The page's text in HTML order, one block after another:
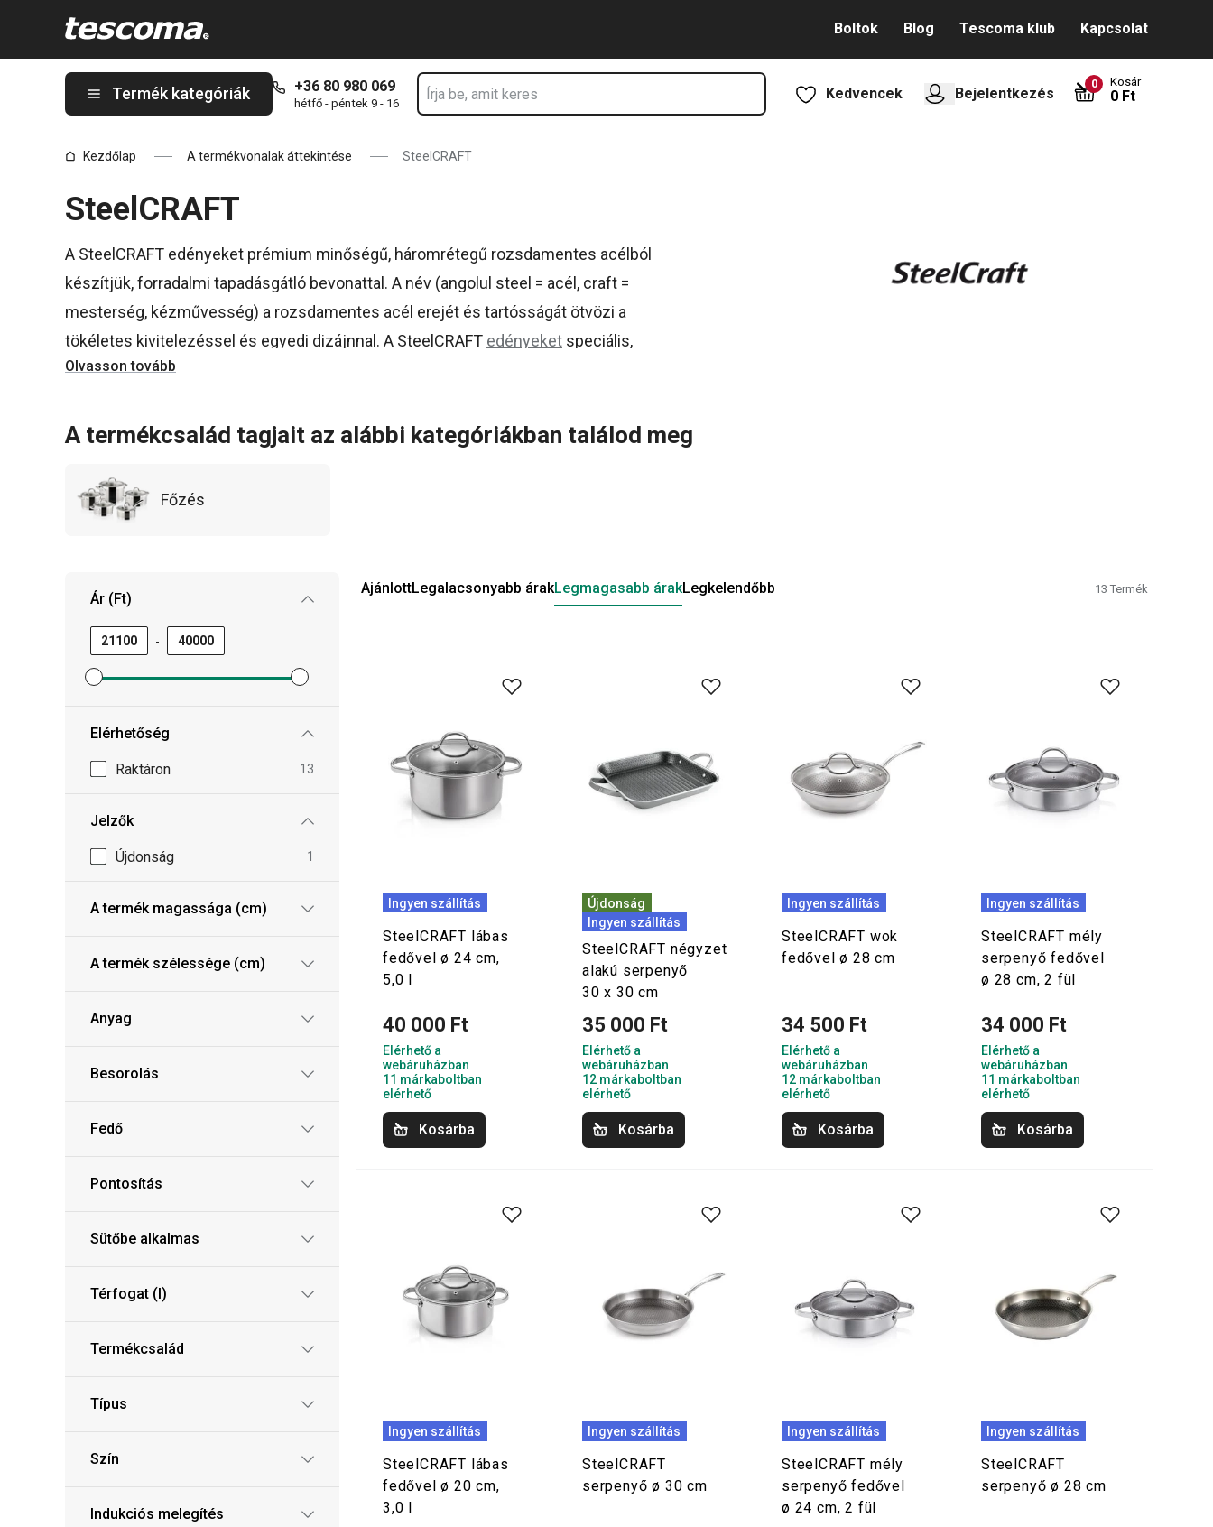
Boltok Blog Tescoma klub Kapcsolat
Termék kategóriák +36 80 980 069
hétfő - péntek 9 - 16
Kedvencek Bejelentkezés
0 Kosár
0 Ft
Kezdőlap A termékvonalak áttekintése SteelCRAFT
SteelCRAFT
A SteelCRAFT edényeket prémium minőségű, háromrétegű rozsdamentes acélból
készítjük, forradalmi tapadásgátló bevonattal. A név (angolul steel = acél, craft =
mesterség, kézművesség) a rozsdamentes acél erejét és tartósságát ötvözi a
tökéletes kivitelezéssel és egyedi dizájnnal. A SteelCRAFT edényeket speciális,
megemelt acélrácsos felülettel láttuk el, amely lehetővé teszi az intenzív és egyenletes
felülete ellenáll a fém konyhai eszközöknek.
Olvasson tovább
A termékcsalád tagjait az alábbi kategóriákban találod meg
Főzés
Ár (Ft)
-
Minimum ár szűrő beállítása
Maximum ár szűrő beállítása
Elérhetőség
Raktáron 13
Jelzők
Újdonság 1
A termék magassága (cm)
A termék szélessége (cm)
Anyag
Besorolás
Fedő
Pontosítás
Sütőbe alkalmas
Térfogat (l)
Termékcsalád
Típus
Szín
Indukciós melegítés
AjánlottLegalacsonyabb árakLegmagasabb árakLegkelendőbb 13Termék
Ingyen szállítás
SteelCRAFT lábas
fedővel ø 24 cm,
5,0 l
40 000 Ft
Elérhető a
webáruházban
11 márkaboltban
elérhető
Kosárba
Újdonság
Ingyen szállítás
SteelCRAFT négyzet
alakú serpenyő
30 x 30 cm
35 000 Ft
Elérhető a
webáruházban
12 márkaboltban
elérhető
Kosárba
Ingyen szállítás
SteelCRAFT wok
fedővel ø 28 cm
34 500 Ft
Elérhető a
webáruházban
12 márkaboltban
elérhető
Kosárba
Ingyen szállítás
SteelCRAFT mély
serpenyő fedővel
ø 28 cm, 2 fül
34 000 Ft
Elérhető a
webáruházban
11 márkaboltban
elérhető
Kosárba
Ingyen szállítás
SteelCRAFT lábas
fedővel ø 20 cm,
3,0 l
Ingyen szállítás
SteelCRAFT
serpenyő ø 30 cm
Ingyen szállítás
SteelCRAFT mély
serpenyő fedővel
ø 24 cm, 2 fül
Ingyen szállítás
SteelCRAFT
serpenyő ø 28 cm